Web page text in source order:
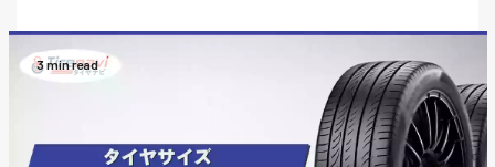
3 min read